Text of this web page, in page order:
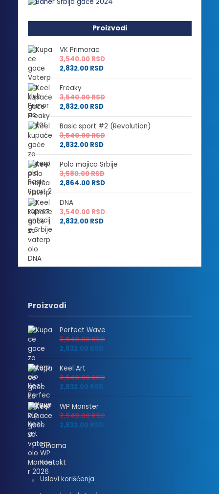
Proizvodi
VK Primorac
3,540.00RSD
2,832.00 RSD
Freaky
3,540.00RSD
2,832.00 RSD
Basic sport #2 (Revolution)
3,540.00RSD
2,832.00 RSD
Polo majica Srbije
3,580.00RSD
2,864.00 RSD
DNA
3,540.00RSD
2,832.00 RSD
Proizvodi
Perfect Wave
3,540.00RSD
2,832.00 RSD
Keel Art
3,540.00RSD
2,832.00 RSD
WP Monster
3,540.00RSD
2,832.00 RSD
O nama
Kontakt
Uslovi korišćenja